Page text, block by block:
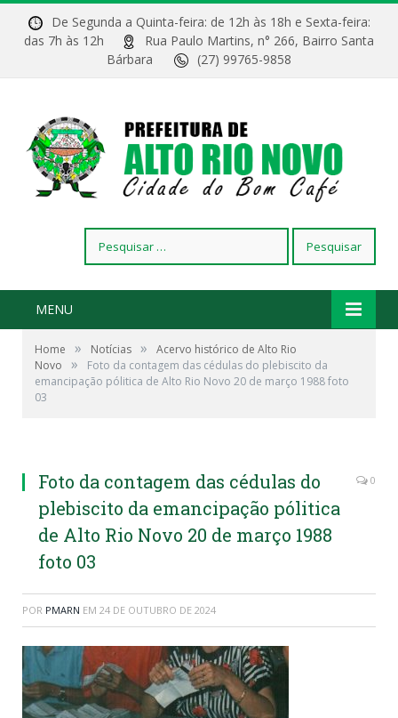
De Segunda a Quinta-feira: de 12h às 18h e Sexta-feira:
das 7h às 12h
Rua Paulo Martins, n° 266, Bairro Santa
Bárbara
(27) 99765-9858
por:
MENU
Home » Notícias »
Acervo histórico de Alto Rio
Novo
»
Foto da contagem das cédulas do plebiscito da
emancipação pólitica de Alto Rio Novo 20 de março 1988 foto
03Foto da contagem das cédulas do plebiscito da
Foto da contagem das cédulas do
plebiscito da emancipação pólitica
de Alto Rio Novo 20 de março 1988
foto 03
0
POR PMARN EM 24 DE OUTUBRO DE 2024